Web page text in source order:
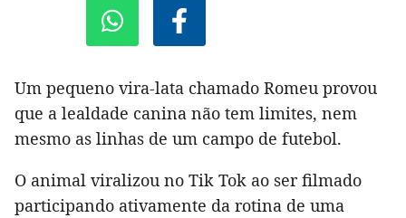
Um pequeno vira-lata chamado Romeu provou
que a lealdade canina não tem limites, nem
mesmo as linhas de um campo de futebol.
O animal viralizou no Tik Tok ao ser filmado
participando ativamente da rotina de uma